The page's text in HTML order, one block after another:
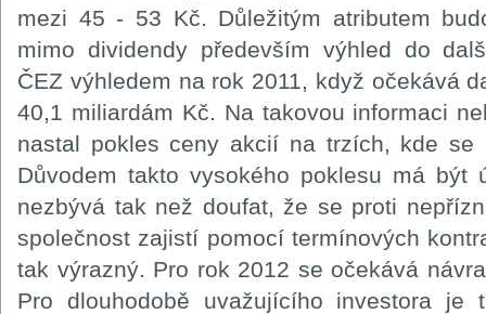
mezi 45 - 53 Kč. Důležitým atributem
mimo dividendy především výhled do
ČEZ výhledem na rok 2011, když očekává
40,1 miliardám Kč. Na takovou informaci
nastal pokles ceny akcií na trzích, kde se
Důvodem takto vysokého poklesu má být
nezbývá tak než doufat, že se proti
společnost zajistí pomocí termínových
tak výrazný. Pro rok 2012 se očekává
Pro dlouhodobě uvažujícího investora